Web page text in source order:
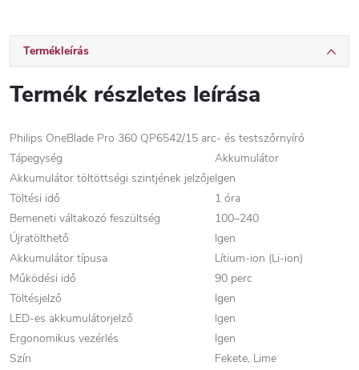
Termékleírás
Termék részletes leírása
Philips OneBlade Pro 360 QP6542/15 arc- és testszőrnyíró
Tápegység
Akkumulátor
Akkumulátor töltöttségi szintjének jelzőjeIgen
Töltési idő
1 óra
Bemeneti váltakozó feszültség
100–240
Újratölthető
Igen
Akkumulátor típusa
Lítium-ion (Li-ion)
Működési idő
90 perc
Töltésjelző
Igen
LED-es akkumulátorjelző
Igen
Ergonomikus vezérlés
Igen
Szín
Fekete, Lime